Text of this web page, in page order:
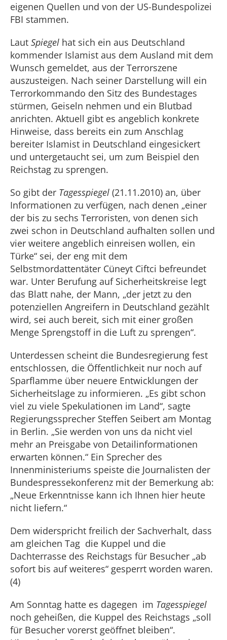
eigenen Quellen und von der US-Bundespolizei
FBI stammen.
Laut Spiegel hat sich ein aus Deutschland
kommender Islamist aus dem Ausland mit dem
Wunsch gemeldet, aus der Terrorszene
auszusteigen. Nach seiner Darstellung will ein
Terrorkommando den Sitz des Bundestages
stürmen, Geiseln nehmen und ein Blutbad
anrichten. Aktuell gibt es angeblich konkrete
Hinweise, dass bereits ein zum Anschlag
bereiter Islamist in Deutschland eingesickert
und untergetaucht sei, um zum Beispiel den
Reichstag zu sprengen.
So gibt der Tagesspiegel (21.11.2010) an, über
Informationen zu verfügen, nach denen „einer
der bis zu sechs Terroristen, von denen sich
zwei schon in Deutschland aufhalten sollen und
vier weitere angeblich einreisen wollen, ein
Türke“ sei, der eng mit dem
Selbstmordattentäter Cüneyt Ciftci befreundet
war. Unter Berufung auf Sicherheitskreise legt
das Blatt nahe, der Mann, „der jetzt zu den
potenziellen Angreifern in Deutschland gezählt
wird, sei auch bereit, sich mit einer großen
Menge Sprengstoff in die Luft zu sprengen“.
Unterdessen scheint die Bundesregierung fest
entschlossen, die Öffentlichkeit nur noch auf
Sparflamme über neuere Entwicklungen der
Sicherheitslage zu informieren. „Es gibt schon
viel zu viele Spekulationen im Land“, sagte
Regierungssprecher Steffen Seibert am Montag
in Berlin. „Sie werden von uns da nicht viel
mehr an Preisgabe von Detailinformationen
erwarten können.“ Ein Sprecher des
Innenministeriums speiste die Journalisten der
Bundespressekonferenz mit der Bemerkung ab:
„Neue Erkenntnisse kann ich Ihnen hier heute
nicht liefern.“
Dem widerspricht freilich der Sachverhalt, dass
am gleichen Tag die Kuppel und die
Dachterrasse des Reichstags für Besucher „ab
sofort bis auf weiteres“ gesperrt worden waren.
(4)
Am Sonntag hatte es dagegen im Tagesspiegel
noch geheißen, die Kuppel des Reichstags „soll
für Besucher vorerst geöffnet bleiben“.